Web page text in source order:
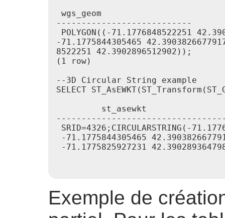
wgs_geom
---------------------------
POLYGON((-71.1776848522251
-71.1775844305465
8522251 42.3902896512902));
(1 row)
--3D Circular String example
SELECT
         st_asewkt
SRID=4326;CIRCULARSTRING(-
-71.1775844305465
-71.1775825927231
Exemple de